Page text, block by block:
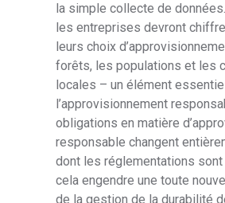
la simple collecte de données.
les entreprises devront
leurs choix
forêts, les populations et les
locales – un élément
l’approvisionnement
obligations en matière
responsable changent
dont les réglementations sont
cela engendre une toute
de la gestion de la durabilité